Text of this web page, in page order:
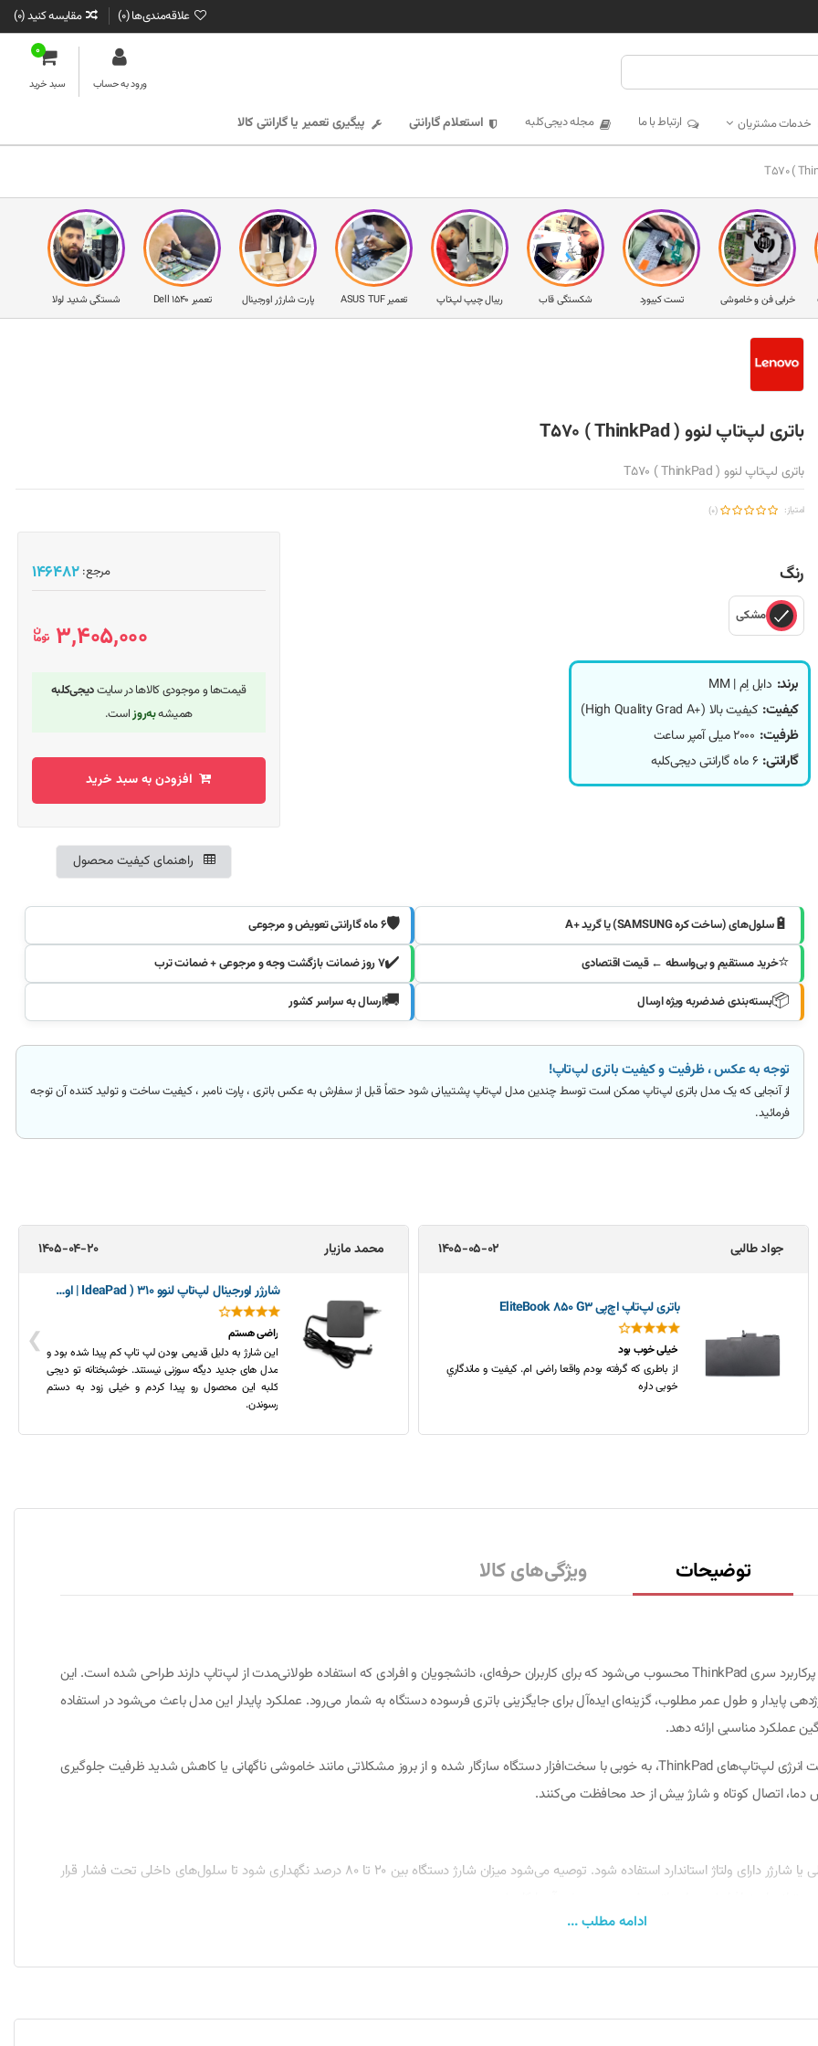
علاقه‌مندی‌ها (0
) مقایسه کنید (0
)
ورود به حساب
0
سبد خرید
خدمات مشتریان ارتباط با ما مجله دیجی‌کلبه استعلام گارانتی پیگیری تعمیر یا گارانتی کالا
شستگی شدید لولا تعمیر Dell 1540 پارت شارژر اورجینال تعمیر ASUS TUF ریبال چیپ لپ‌تاپ شکستگی قاب تست کیبورد خرابی فن و خاموشی
باتری لپ‌تاپ لنوو T570 ( ThinkPad )
باتری لپ‌تاپ لنوو T570 ( ThinkPad )
امتیاز: (0)
رنگ
مشکی
برند: دابل اِم | MM
کیفیت: کیفیت بالا (+High Quality Grad A)
ظرفیت: 2000 میلی آمپر ساعت
گارانتی: 6 ماه گارانتی دیجی‌کلبه
مرجع: 146482
3,405,000 ﷼
قیمت‌ها و موجودی کالاها در سایتدیجی‌کلبه
همیشهبه‌روزاست.
افزودن به سبد خرید
راهنمای کیفیت محصول
🔋سلول‌های (ساخت کره SAMSUNG) یا گرید +A 🛡️۶ ماه گارانتی تعویض و مرجوعی
⭐خرید مستقیم و بی‌واسطه ← قیمت اقتصادی ✔️۷ روز ضمانت بازگشت وجه و مرجوعی + ضمانت ترب
📦بسته‌بندی ضدضربه ویژه ارسال 🚚ارسال به سراسر کشور
توجه به عکس ، ظرفیت و کیفیت باتری لپ‌تاپ!
از آنجایی که یک مدل باتری لپ‌تاپ ممکن است توسط چندین مدل لپ‌تاپ پشتیبانی شود حتماً قبل از سفارش به عکس باتری ، پارت نامبر ، کیفیت ساخت و تولید کننده آن توجه
فرمائید.
❯
جواد طالبی 1405-05-02
باتری لپ‌تاپ اچ‌پی EliteBook 850 G3
خیلی خوب بود
از باطری که گرفته بودم واقعا راضی ام. کیفیت و ماندگاري
خوبی داره
محمد مازیار 1405-04-20
شارژر اورجینال لپ‌تاپ لنوو 310 ( IdeaPad | اورجینال)
راضی هستم
این شارژ به دلیل قدیمی بودن لپ تاپ کم پیدا شده بود و
مدل های جدید دیگه سوزنی نیستند. خوشبختانه تو دیجی
کلبه این محصول رو پیدا کردم و خیلی زود به دستم
رسوندن.
توضیحات ویژگی‌های کالا
باتری لپ‌تاپ لنوو T570 ( ThinkPad ) یکی از باتری‌های باکیفیت و پرکاربرد سری ThinkPad محسوب می‌شود که برای کاربران حرفه‌ای، دانشجویان و افرادی که استفاده طولانی‌مدت از لپ‌تاپ دارند طراحی شده است. این
پایدار و طول عمر مطلوب، گزینه‌ای ایده‌آل برای جایگزینی باتری فرسوده دستگاه به شمار می‌رود. عملکرد پایدار این مدل باعث می‌شود در استفاده
عملکرد مناسبی ارائه دهد.
این محصول با طراحی استاندارد و هماهنگی کامل با سیستم مدیریت انرژی لپ‌تاپ‌های ThinkPad، به خوبی با سخت‌افزار دستگاه سازگار شده و از بروز مشکلاتی مانند خاموشی ناگهانی یا کاهش شدید ظرفیت جلوگیری
دما، اتصال کوتاه و شارژ بیش از حد محافظت می‌کنند.
برای افزایش طول عمر باتری لپ‌تاپ بهتر است همواره از شارژر اصلی یا شارژر دارای ولتاژ استاندارد استفاده شود. توصیه می‌شود میزان شارژ دستگاه بین 20 تا 80 درصد نگهداری شود تا سلول‌های داخلی تحت فشار قرار
در صورتی که برای مدت طولانی از لپ‌تاپ استفاده نمی‌کنید، بهتر است شارژ باتری را حدود 50 درصد نگه داشته و دستگاه را در محیط خشک و خنک قرار دهید. استفاده از نرم‌افزارهای مدیریت انرژی لنوو نیز می‌تواند به
تخصصی آن را جایگزین کنند. ابتدا لپ‌تاپ را خاموش کرده و شارژر را جدا نمایید. سپس قفل‌های نگهدارنده باتری را باز کرده و باتری قدیمی را خارج
ادامه مطلب ...